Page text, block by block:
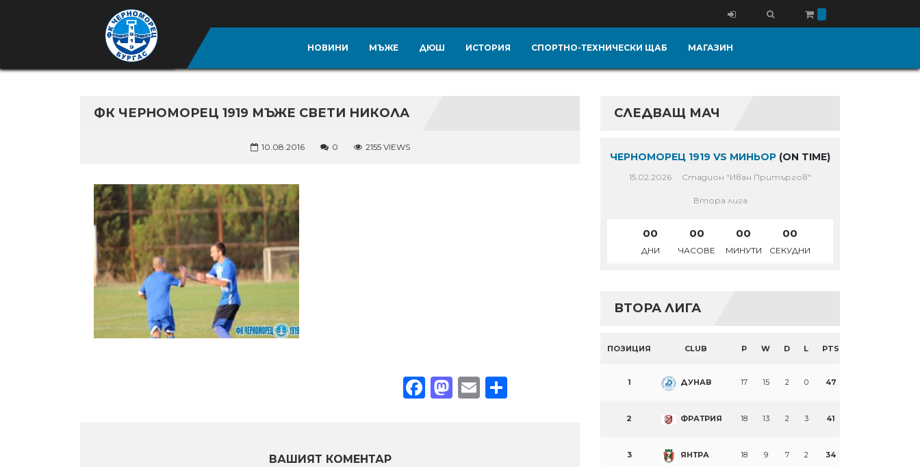
НОВИНИ МЪЖЕ ДЮШ ИСТОРИЯ СПОРТНО-ТЕХНИЧЕСКИ ЩАБ МАГАЗИН
ФК ЧЕРНОМОРЕЦ 1919 МЪЖЕ СВЕТИ НИКОЛА
10.08.2016 0 2155 VIEWS
Facebook
Mastodon
EmailShare
ВАШИЯТ КОМЕНТАР
СЛЕДВАЩ МАЧ
ЧЕРНОМОРЕЦ 1919 VS МИНЬОР (ON TIME)
15.02.2026 Стадион "Иван Притъргов"
Втора лига
00
ДНИ
00
ЧАСОВЕ
00
МИНУТИ
00
СЕКУДНИ
ВТОРА ЛИГА
ПОЗИЦИЯ CLUB P W D L PTS
1 ДУНАВ 17 15 2 0 47
2 ФРАТРИЯ 18 13 2 3 41
3 ЯНТРА 18 9 7 2 34